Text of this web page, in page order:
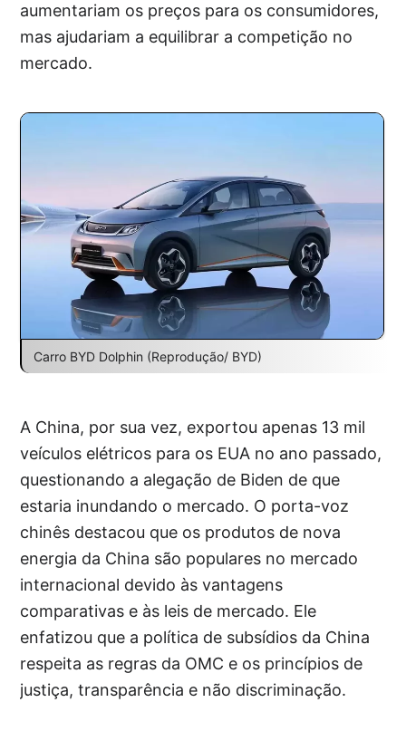
aumentariam os preços para os consumidores,
mas ajudariam a equilibrar a competição no
mercado.
Carro BYD Dolphin (Reprodução/ BYD)
A China, por sua vez, exportou apenas 13 mil
veículos elétricos para os EUA no ano passado,
questionando a alegação de Biden de que
estaria inundando o mercado. O porta-voz
chinês destacou que os produtos de nova
energia da China são populares no mercado
internacional devido às vantagens
comparativas e às leis de mercado. Ele
enfatizou que a política de subsídios da China
respeita as regras da OMC e os princípios de
justiça, transparência e não discriminação.